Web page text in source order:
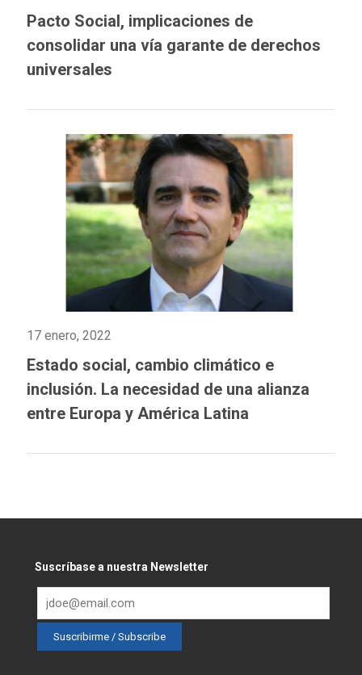
Pacto Social, implicaciones de
consolidar una vía garante de derechos
universales
17 enero, 2022
Estado social, cambio climático e
inclusión. La necesidad de una alianza
entre Europa y América Latina
Suscríbase a nuestra Newsletter